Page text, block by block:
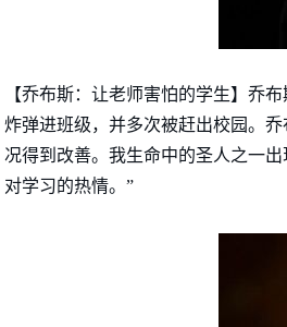
【乔布斯：让老师害怕的学生】乔
炸弹进班级，并多次被赶出校园。
况得到改善。我生命中的圣人之一
对学习的热情。”